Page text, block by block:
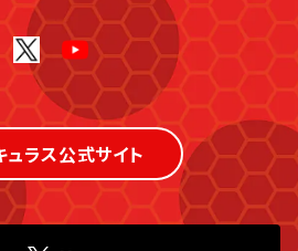
ュラス公式サイト